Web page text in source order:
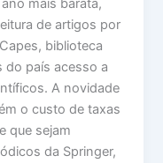
de artigos por
biblioteca
do país acesso a
A novidade
o custo de taxas
que sejam
da Springer,